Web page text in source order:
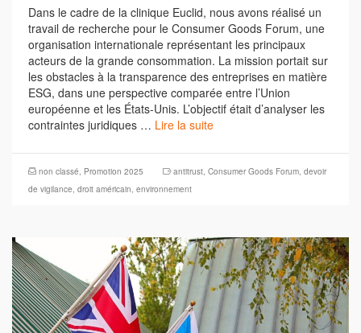
Dans le cadre de la clinique Euclid, nous avons réalisé un
travail de recherche pour le Consumer Goods Forum, une
organisation internationale représentant les principaux
acteurs de la grande consommation. La mission portait sur
les obstacles à la transparence des entreprises en matière
ESG, dans une perspective comparée entre l’Union
européenne et les États-Unis. L’objectif était d’analyser les
contraintes juridiques … Lire la suite
non classé Promotion 2025 antitrust Consumer Goods Forum devoir
de vigilance droit américain environnement